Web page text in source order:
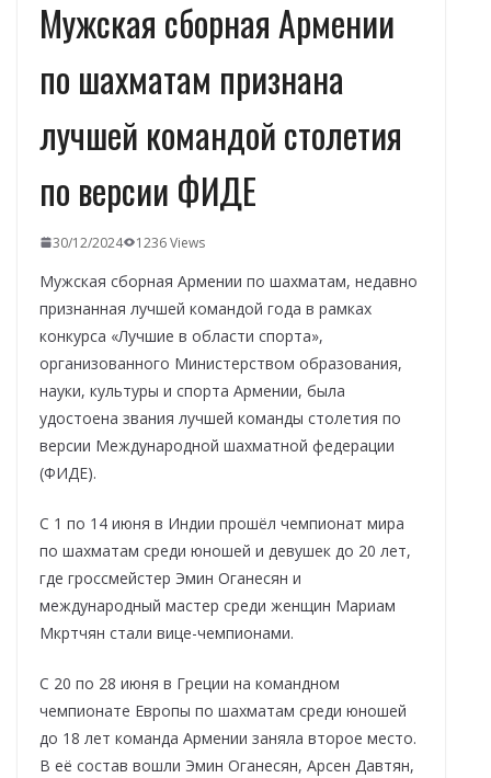
Мужская сборная Армении
по шахматам признана
лучшей командой столетия
по версии ФИДЕ
30/12/2024 1236 Views
Мужская сборная Армении по шахматам, недавно
признанная лучшей командой года в рамках
конкурса «Лучшие в области спорта»,
организованного Министерством образования,
науки, культуры и спорта Армении, была
удостоена звания лучшей команды столетия по
версии Международной шахматной федерации
(ФИДЕ).
С 1 по 14 июня в Индии прошёл чемпионат мира
по шахматам среди юношей и девушек до 20 лет,
где гроссмейстер Эмин Оганесян и
международный мастер среди женщин Мариам
Мкртчян стали вице-чемпионами.
С 20 по 28 июня в Греции на командном
чемпионате Европы по шахматам среди юношей
до 18 лет команда Армении заняла второе место.
В её состав вошли Эмин Оганесян, Арсен Давтян,